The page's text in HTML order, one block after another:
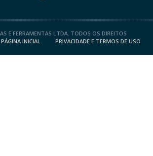
E FERRAMENTAS LTDA. TODOS OS DIREITOS
PÁGINA INICIAL PRIVACIDADE E TERMOS DE USO